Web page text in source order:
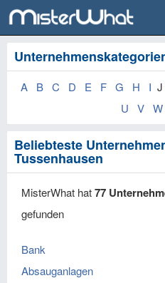
A B C D E F G H I J
U
V W
Beliebteste
Tussenhausen
MisterWhat hat77
gefunden
Bank
Absauganlagen